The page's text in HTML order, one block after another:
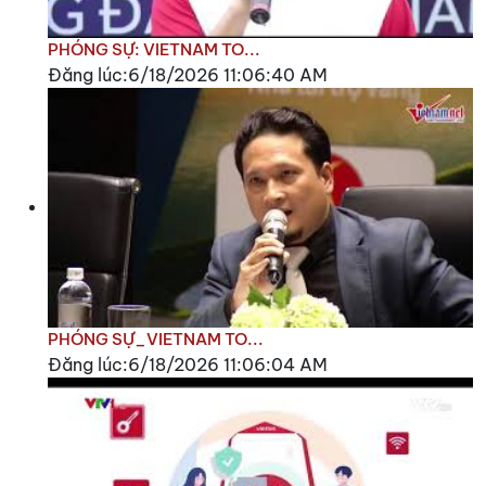
PHÓNG SỰ: VIETNAM TO...
Đăng lúc:6/18/2026 11:06:40 AM
PHÓNG SỰ_VIETNAM TO...
Đăng lúc:6/18/2026 11:06:04 AM